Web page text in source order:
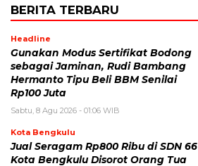
BERITA TERBARU
Headline
Gunakan Modus Sertifikat Bodong
sebagai Jaminan, Rudi Bambang
Hermanto Tipu Beli BBM Senilai
Rp100 Juta
Sabtu, 8 Agu 2026 - 01:06 WIB
Kota Bengkulu
Jual Seragam Rp800 Ribu di SDN 66
Kota Bengkulu Disorot Orang Tua